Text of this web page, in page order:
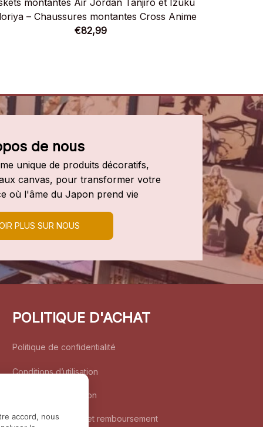
montantes Air Jordan Tanjiro et Izuku
– Chaussures montantes Cross Anime
€82,99
de nous
unique de produits décoratifs,
canvas, pour transformer votre
où l'âme du Japon prend vie
PLUS SUR NOUS
POLITIQUE D'ACHAT
Politique de confidentialité
Conditions d’utilisation
Politique d’expédition
Politique de retour et remboursement
accord, nous